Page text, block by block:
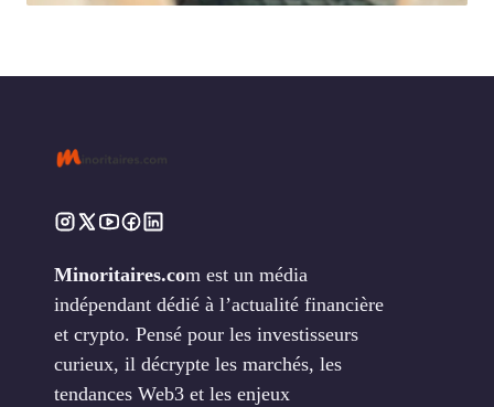
Minoritaires.com est un média
indépendant dédié à l’actualité financière
et crypto. Pensé pour les investisseurs
curieux, il décrypte les marchés, les
tendances Web3 et les enjeux